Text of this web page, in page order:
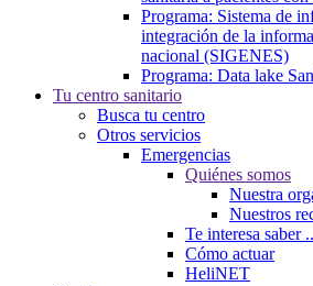
Programa: Sistema de
integración de la
nacional (SIGENES)
Programa: Data lake
Tu centro sanitario
Busca tu centro
Otros servicios
Emergencias
Quiénes somos
Nuestra
Nuestros
Te interesa saber
Cómo actuar
HeliNET